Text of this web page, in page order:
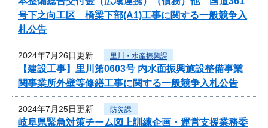
号下之向工区 橋梁下部(A1)工事に関する一般競争入
札公告
2024年7月26日更新 里川・水産振興課
【建設工事】里川第0603号 内水面振興施設整備事業
関事業所外壁等修繕工事に関する一般競争入札公告
2024年7月25日更新 防災課
岐阜県緊急対策チーム図上訓練企画・運営支援業務委